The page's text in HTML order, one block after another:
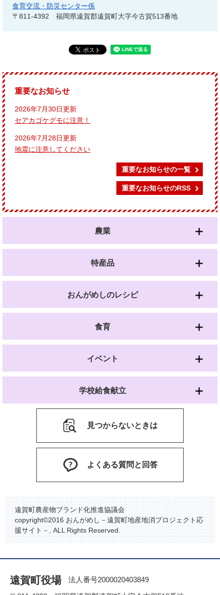
食育交流・防災センター係
〒811-4392
福岡県遠賀郡遠賀町大字今古賀513番地
重要なお知らせ
2026年7月30日更新
セアカゴケグモに注意！
2026年7月28日更新
地震に注意してください
重要なお知らせの一覧
重要なお知らせのRSS
農業
特産品
おんがめしのレシピ
食育
イベント
学校給食献立
見つからないときは
よくある質問と回答
遠賀町農産物ブランド化推進協議会
copyright©2016 おんがめし－遠賀町地産地消プロジェクト応
援サイト－, ALL Rights Reserved.
遠賀町役場
法人番号2000020403849